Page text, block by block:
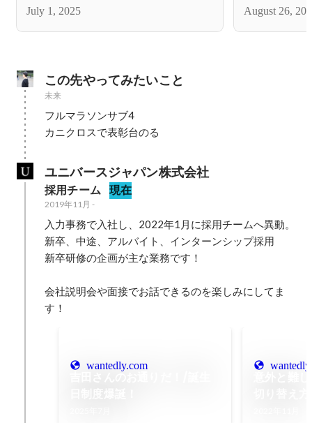
July 1, 2025 August 26,
この先やってみたいこと
未来
フルマラソンサブ4
ユニバースジャパン株式会社
採用チーム 現在
2019年11月 -
入力事務で入社し、2022年1月に採用チームへ異動。
新卒、中途、アルバイト、インターンシップ採用
新卒研修の企画が主な業務です！
会社説明会や面接でお話できるのを楽しみにしてま
す！
wantedly.com